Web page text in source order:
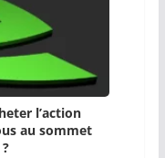
l’action
au sommet